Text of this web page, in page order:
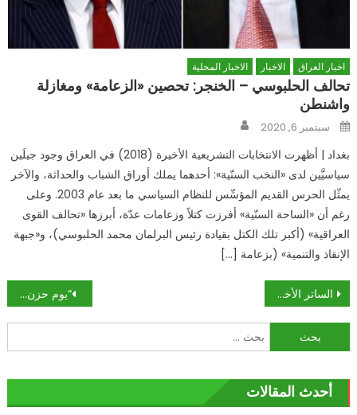
اخبار العراق الاخبار الاخبار المحلية
تحالف الحلبوسي – الخنجر: تحصين «الزعامة» ومغازلة
واشنطن
Posted
onسبتمبر 6, 2020
بغداد | أظهرت الانتخابات التشريعية الأخيرة (2018) في العراق وجود جيلَين
سياسيَّين لدى «النخب السنّية»: أحدهما يملك أوراق الشباب والحداثة، والآخر
يمثّل الحرس القديم المؤسِّس للنظام السياسي ما بعد عام 2003. وعلى
رغم أن «الساحة السنّية» أفرزت كتلاً وزعامات عدّة، أبرزها «تحالف القوى
العراقية» (أكبر تلك الكتل بقيادة رئيس البرلمان محمد الحلبوسي)، و«جبهة
الإنقاذ والتنمية» (بزعامة […]
تصفّح
المقالات
“يوم حزن وتعاسة لهم”.. مستشار أردوغان يجلط “محور الشر” بتغريدةٍ نارية عن تحويل آيا صوفيا لمسجد الساتر الأخير!
البحث
عن:
أحدث المقالات